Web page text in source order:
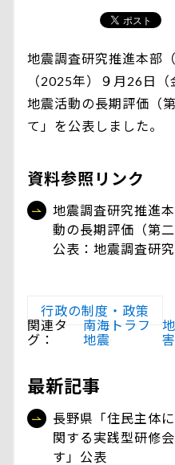
地震調査研究推進本部
（2025年）９月26日
地震活動の長期評価（
て」を公表しました。
資料参照リンク
地震調査研究推進
動の長期評価（第
公表：地震調査研
行政の制度・政策
関連タ
グ：
南海トラフ
地震
害
最新記事
長野県「住民主体
関する実践型研修
す」公表